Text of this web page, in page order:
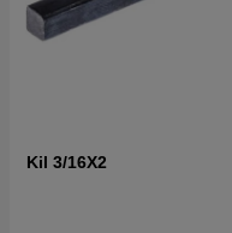
Kil 3/16X2